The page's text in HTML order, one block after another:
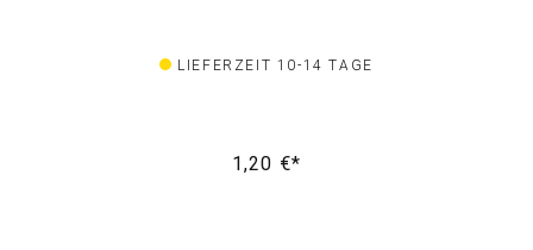
LIEFERZEIT 10-14 TAGE
1,20 €*